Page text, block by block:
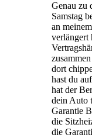
Genau zu
Samstag
an
verlängert
dort
hast du
hat der
dein Auto
Garantie
die
die